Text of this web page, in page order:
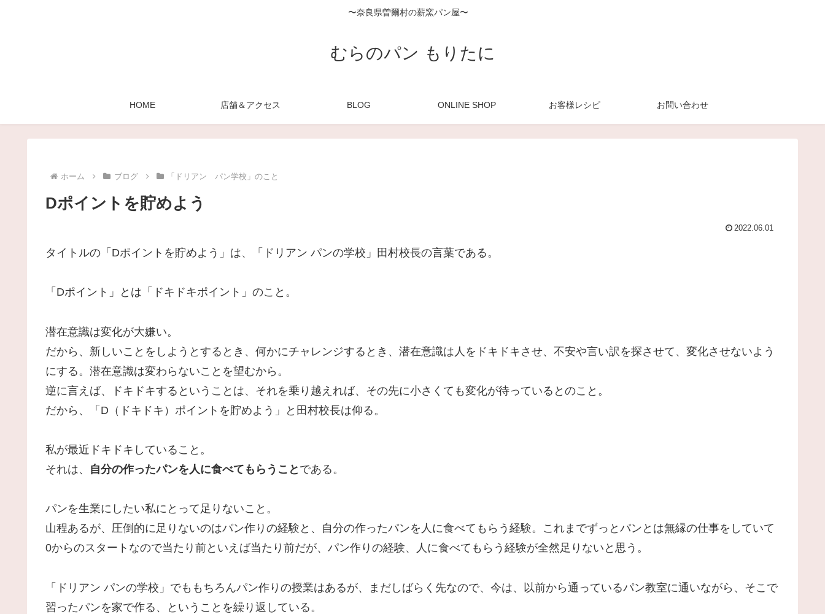
〜奈良県曽爾村の薪窯パン屋〜
むらのパン もりたに
HOME 店舗＆アクセス BLOG ONLINE SHOP お客様レシピ お問い合わせ
ホーム ブログ 「ドリアン パン学校」のこと
Dポイントを貯めよう
2022.06.01
タイトルの「Dポイントを貯めよう」は、「ドリアン パンの学校」田村校長の言葉である。
「Dポイント」とは「ドキドキポイント」のこと。
潜在意識は変化が大嫌い。
だから、新しいことをしようとするとき、何かにチャレンジするとき、潜在意識は人をドキドキさせ、不安や言い訳を探させて、変化させないよう
にする。潜在意識は変わらないことを望むから。
逆に言えば、ドキドキするということは、それを乗り越えれば、その先に小さくても変化が待っているとのこと。
だから、「D（ドキドキ）ポイントを貯めよう」と田村校長は仰る。
私が最近ドキドキしていること。
それは、 自分の作ったパンを人に食べてもらうこと である。
パンを生業にしたい私にとって足りないこと。
山程あるが、圧倒的に足りないのはパン作りの経験と、自分の作ったパンを人に食べてもらう経験。これまでずっとパンとは無縁の仕事をしていて
0からのスタートなので当たり前といえば当たり前だが、パン作りの経験、人に食べてもらう経験が全然足りないと思う。
「ドリアン パンの学校」でももちろんパン作りの授業はあるが、まだしばらく先なので、今は、以前から通っているパン教室に通いながら、そこで
習ったパンを家で作る、ということを繰り返している。